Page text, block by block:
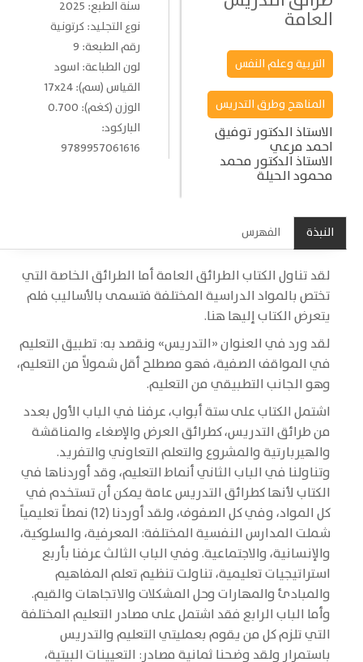
العامة
التربية وعلم النفس
المناهج وطرق التدريس
الاستاذ الدكتور توفيق
احمد مرعي
الاستاذ الدكتور محمد
محمود الحيلة
سنة الطبع: 2025
نوع التجليد: كرتونية
رقم الطبعة: 9
لون الطباعة: اسود
القياس (سم): 17x24
الوزن (كغم): 0.700
الباركود:
9789957061616
النبذة الفهرس
لقد تناول الكتاب الطرائق العامة أما الطرائق الخاصة التي
تختص بالمواد الدراسية المختلفة فتسمى بالأساليب فلم
يتعرض الكتاب إليها هنا.
لقد ورد في العنوان «التدريس» ونقصد به: تطبيق التعليم
في المواقف الصفية، فهو مصطلح أقل شمولاً من التعليم،
وهو الجانب التطبيقي من التعليم.
اشتمل الكتاب على ستة أبواب، عرفنا في الباب الأول بعدد
من طرائق التدريس، كطرائق العرض والإصغاء والمناقشة
والهيربارتية والمشروع والتعلم التعاوني والتفريد.
وتناولنا في الباب الثاني أنماط التعليم، وقد أوردناها في
الكتاب لأنها كطرائق التدريس عامة يمكن أن تستخدم في
كل المواد، وفي كل الصفوف، ولقد أوردنا (12) نمطاً تعليمياً
شملت المدارس النفسية المختلفة: المعرفية، والسلوكية،
والإنسانية، والاجتماعية. وفي الباب الثالث عرفنا بأربع
استراتيجيات تعليمية، تناولت تنظيم تعلم المفاهيم
والمبادئ والمهارات وحل المشكلات والاتجاهات والقيم.
وأما الباب الرابع فقد اشتمل على مصادر التعليم المختلفة
التي تلزم كل من يقوم بعمليتي التعليم والتدريس
باستمرار ولقد وضحنا ثمانية مصادر: التعيينات البيتية،